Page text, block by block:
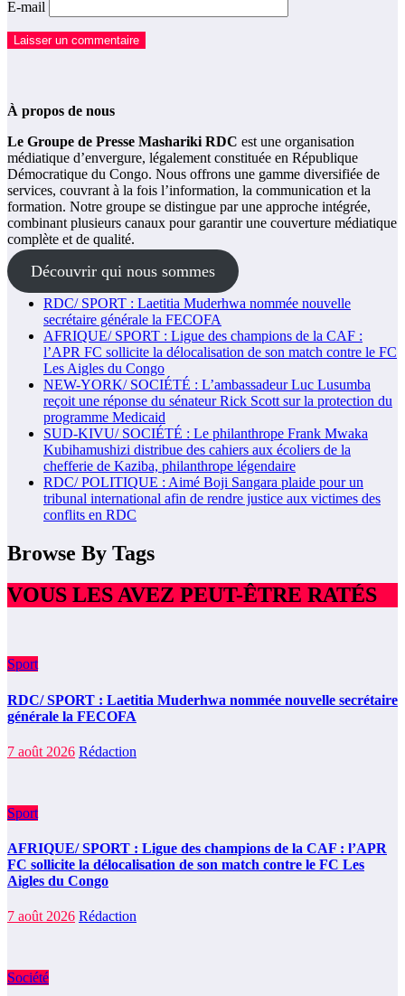
E-mail
À propos de nous
Le Groupe de Presse Mashariki RDC est une organisation
médiatique d’envergure, légalement constituée en République
Démocratique du Congo. Nous offrons une gamme diversifiée de
services, couvrant à la fois l’information, la communication et la
formation. Notre groupe se distingue par une approche intégrée,
combinant plusieurs canaux pour garantir une couverture médiatique
complète et de qualité.
Découvrir qui nous sommes
RDC/ SPORT : Laetitia Muderhwa nommée nouvelle
secrétaire générale la FECOFA
AFRIQUE/ SPORT : Ligue des champions de la CAF :
l’APR FC sollicite la délocalisation de son match contre le FC
Les Aigles du Congo
NEW-YORK/ SOCIÉTÉ : L’ambassadeur Luc Lusumba
reçoit une réponse du sénateur Rick Scott sur la protection du
programme Medicaid
SUD-KIVU/ SOCIÉTÉ : Le philanthrope Frank Mwaka
Kubihamushizi distribue des cahiers aux écoliers de la
chefferie de Kaziba, philanthrope légendaire
RDC/ POLITIQUE : Aimé Boji Sangara plaide pour un
tribunal international afin de rendre justice aux victimes des
conflits en RDC
Browse By Tags
VOUS LES AVEZ PEUT-ÊTRE RATÉS
Sport
RDC/ SPORT : Laetitia Muderhwa nommée nouvelle secrétaire
générale la FECOFA
7 août 2026 Rédaction
Sport
AFRIQUE/ SPORT : Ligue des champions de la CAF : l’APR
FC sollicite la délocalisation de son match contre le FC Les
Aigles du Congo
7 août 2026 Rédaction
Société